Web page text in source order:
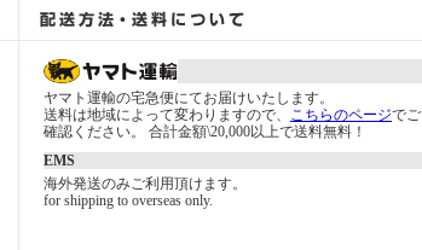
ヤマト運輸の宅急便にてお届けいたします。
送料は地域によって変わりますので、 こちらのページでご
確認ください。 合計金額\20,000以上で送料無料！
EMS
海外発送のみご利用頂けます。
for shipping to overseas only.